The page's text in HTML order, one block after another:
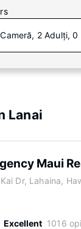
2 Adulți, 0
Lanai
Maui
Dr, Lahaina,
Excellent 1016